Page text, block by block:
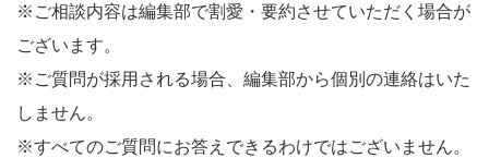
※ご相談内容は編集部で割愛・要約させていただく場合が
ございます。
※ご質問が採用される場合、編集部から個別の連絡はいた
しません。
※すべてのご質問にお答えできるわけではございません。